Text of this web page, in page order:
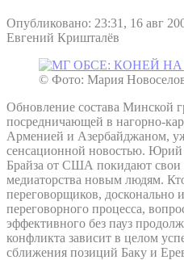
Опубликовано: 23:31, 16 авг
Евгений Кришталёв
© Фото: Мария
Обновление состава Минской
посредничающей в нагорно-
Арменией и Азербайджаном,
сенсационной новостью.
Брайза от США покидают свои
медиаторства новым людям.
переговорщиков,
переговорного процесса,
эффективного без пауз
конфликта зависит в целом
сближения позиций Баку и